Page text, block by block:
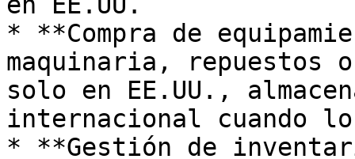
* **Compra de
maquinaria, repuestos
solo en EE.UU.,
internacional cuando
* **Gestión de